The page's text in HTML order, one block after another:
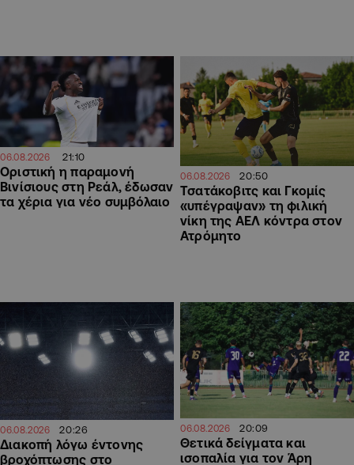
06.08.2026 21:10
Οριστική η παραμονή
Βινίσιους στη Ρεάλ, έδωσαν
τα χέρια για νέο συμβόλαιο
06.08.2026 20:50
Τσατάκοβιτς και Γκομίς
«υπέγραψαν» τη φιλική
νίκη της ΑΕΛ κόντρα στον
Ατρόμητο
06.08.2026 20:26
Διακοπή λόγω έντονης
βροχόπτωσης στο
06.08.2026 20:09
Θετικά δείγματα και
ισοπαλία για τον Άρη